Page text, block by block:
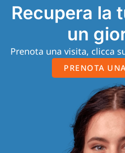
Recupera la
un
Prenota una visita, clicca
PRENOTA